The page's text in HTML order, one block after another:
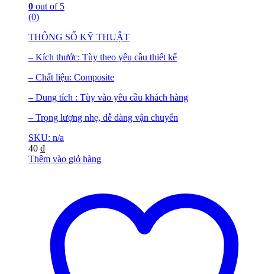
0 out of 5
(0)
THÔNG SỐ KỸ THUẬT
– Kích thước: Tùy theo yêu cầu thiết kế
– Chất liệu: Composite
– Dung tích : Tùy vào yêu cầu khách hàng
– Trọng lượng nhẹ, dễ dàng vận chuyển
SKU: n/a
40 ₫
Thêm vào giỏ hàng